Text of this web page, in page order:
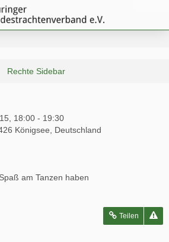
18:00 - 19:30
Königsee, Deutschland
am Tanzen haben
Teilen